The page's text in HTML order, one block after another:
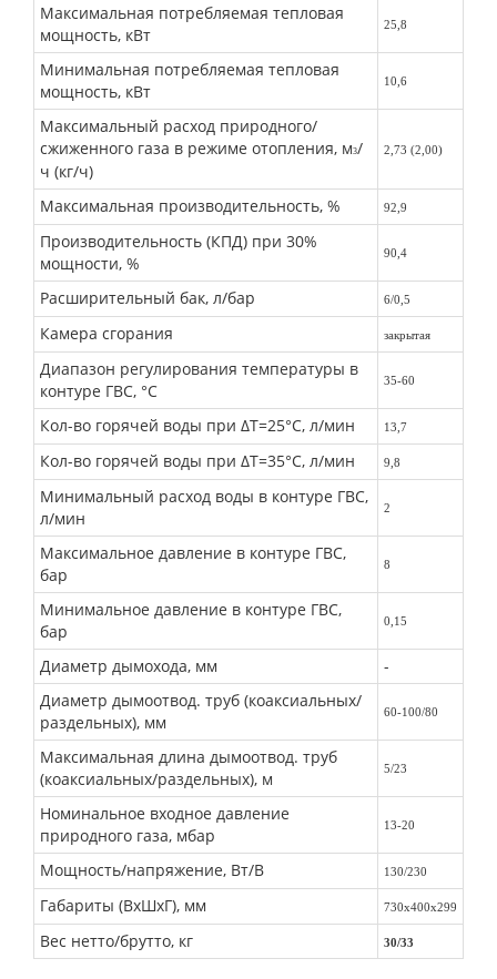
Максимальная потребляемая тепловая
мощность, кВт
25,8
Минимальная потребляемая тепловая
мощность, кВт
10,6
Максимальный расход природного/
сжиженного газа в режиме отопления, м3/
ч (кг/ч)
2,73 (2,00)
Максимальная производительность, % 92,9
Производительность (КПД) при 30%
мощности, %
90,4
Расширительный бак, л/бар 6/0,5
Камера сгорания закрытая
Диапазон регулирования температуры в
контуре ГВС, °С
35-60
Кол-во горячей воды при ΔТ=25°С, л/мин 13,7
Кол-во горячей воды при ΔТ=35°С, л/мин 9,8
Минимальный расход воды в контуре ГВС,
л/мин
2
Максимальное давление в контуре ГВС,
бар
8
Минимальное давление в контуре ГВС,
бар
0,15
Диаметр дымохода, мм
-
Диаметр дымоотвод. труб (коаксиальных/
раздельных), мм
60-100/80
Максимальная длина дымоотвод. труб
(коаксиальных/раздельных), м
5/23
Номинальное входное давление
природного газа, мбар
13-20
Мощность/напряжение, Вт/В 130/230
Габариты (ВхШхГ), мм 730х400х299
Вес нетто/брутто, кг 30/33